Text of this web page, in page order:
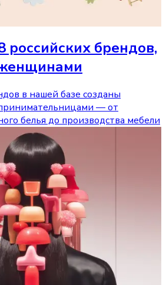
российских брендов,
в нашей базе созданы
— от
белья до производства мебели